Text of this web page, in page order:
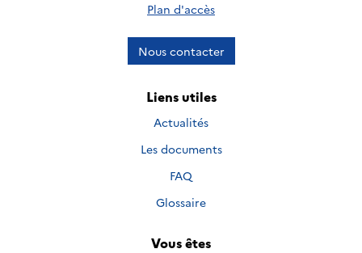
Plan d'accès
Nous contacter
Liens utiles
Actualités
Les documents
FAQ
Glossaire
Vous êtes